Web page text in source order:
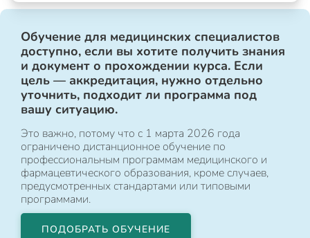
Обучение для медицинских специалистов
доступно, если вы хотите получить знания
и документ о прохождении курса. Если
цель — аккредитация, нужно отдельно
уточнить, подходит ли программа под
вашу ситуацию.
Это важно, потому что с 1 марта 2026 года
ограничено дистанционное обучение по
профессиональным программам медицинского и
фармацевтического образования, кроме случаев,
предусмотренных стандартами или типовыми
программами.
ПОДОБРАТЬ ОБУЧЕНИЕ